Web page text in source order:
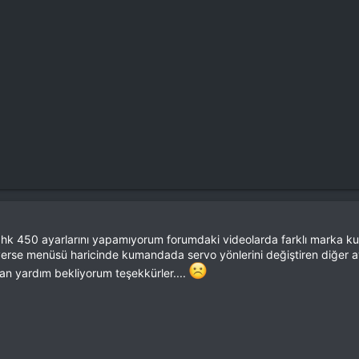
450 ayarlarını yapamıyorum forumdaki videolarda farklı marka
menüsü haricinde kumandada servo yönlerini değiştiren diğer
yardım bekliyorum teşekkürler....